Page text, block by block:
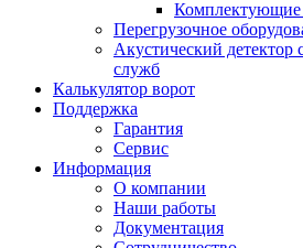
Перегрузочное
Акустический детектор
служб
Калькулятор ворот
Поддержка
Гарантия
Сервис
Информация
О компании
Наши работы
Документация